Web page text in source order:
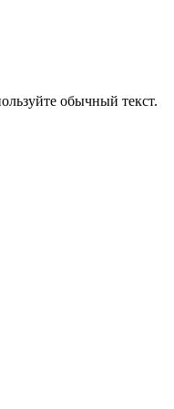
обычный текст.